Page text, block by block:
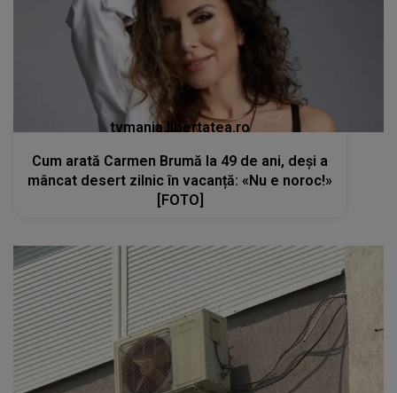
tvmania.libertatea.ro
Cum arată Carmen Brumă la 49 de ani, deși a
mâncat desert zilnic în vacanță: «Nu e noroc!»
[FOTO]